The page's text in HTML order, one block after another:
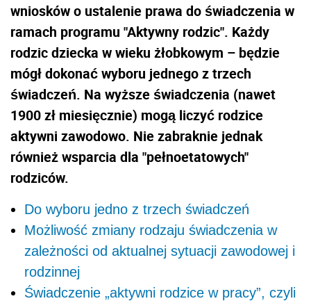
wniosków o ustalenie prawa do świadczenia w
ramach programu "Aktywny rodzic". Każdy
rodzic dziecka w wieku żłobkowym – będzie
mógł dokonać wyboru jednego z trzech
świadczeń. Na wyższe świadczenia (nawet
1900 zł miesięcznie) mogą liczyć rodzice
aktywni zawodowo. Nie zabraknie jednak
również wsparcia dla "pełnoetatowych"
rodziców.
Do wyboru jedno z trzech świadczeń
Możliwość zmiany rodzaju świadczenia w
zależności od aktualnej sytuacji zawodowej i
rodzinnej
Świadczenie „aktywni rodzice w pracy”, czyli